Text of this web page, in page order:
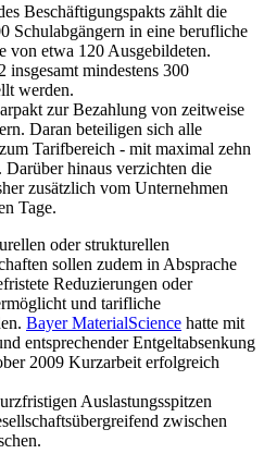
Beschäftigungspakts zählt die
Schulabgängern in eine berufliche
von etwa 120 Ausgebildeten.
insgesamt mindestens 300
werden.
zur Bezahlung von zeitweise
Daran beteiligen sich alle
Tarifbereich - mit maximal zehn
hinaus verzichten die
zusätzlich vom Unternehmen
Tage.
oder strukturellen
sollen zudem in Absprache
Reduzierungen oder
und tarifliche
Bayer MaterialScience hatte mit
entsprechender Entgeltabsenkung
2009 Kurzarbeit erfolgreich
Auslastungsspitzen
zwischen